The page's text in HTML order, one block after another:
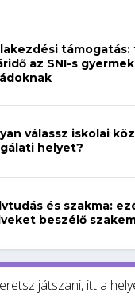
az SNI-s
válassz iskolai
helyet?
és szakma:
beszélő
játszani, itt a